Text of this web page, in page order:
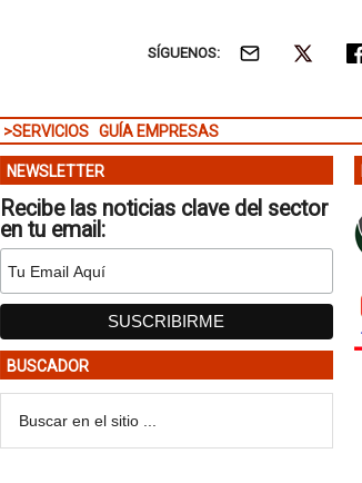
SÍGUENOS:
>SERVICIOS GUÍA EMPRESAS
NEWSLETTER
Recibe las noticias clave del sector
en tu email:
BUSCADOR